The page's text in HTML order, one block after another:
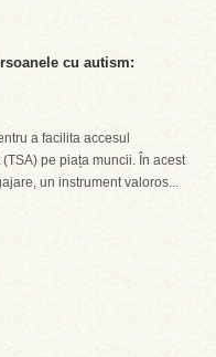
cu autism:
a facilita accesul
pe piața muncii. În acest
un instrument valoros...